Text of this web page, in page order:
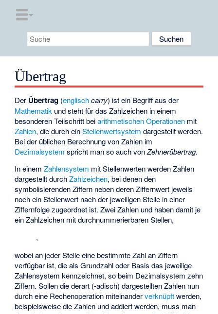
Übertrag
Der Übertrag (englisch carry) ist ein Begriff aus der
Mathematik und steht für das Zahlzeichen in einem
besonderen Teilschritt beiarithmetischen Operationen mit
Zahlen, die durch einStellenwertsystem dargestellt werden.
Bei der üblichen Berechnung von Zahlen im
Dezimalsystem spricht man so auch vonZehnerübertrag.
In einemZahlensystem mit Stellenwerten werden Zahlen
dargestellt durchZahlzeichen, bei denen den
symbolisierenden Ziffern neben deren Ziffernwert jeweils
noch ein Stellenwert nach der jeweiligen Stelle in einer
Ziffernfolge zugeordnet ist. Zwei Zahlen und haben damit je
ein Zahlzeichen mit durchnummerierbaren Stellen,
,
wobei an jeder Stelle eine bestimmte Zahl an Ziffern
verfügbar ist, die als Grundzahl oder Basisdas jeweilige
Zahlensystem kennzeichnet, so beim Dezimalsystem zehn
Ziffern. Sollen die derart (-adisch) dargestellten Zahlen nun
durch eine Rechenoperation miteinanderverknüpftwerden,
beispielsweise die Zahlen undaddiert werden, muss man